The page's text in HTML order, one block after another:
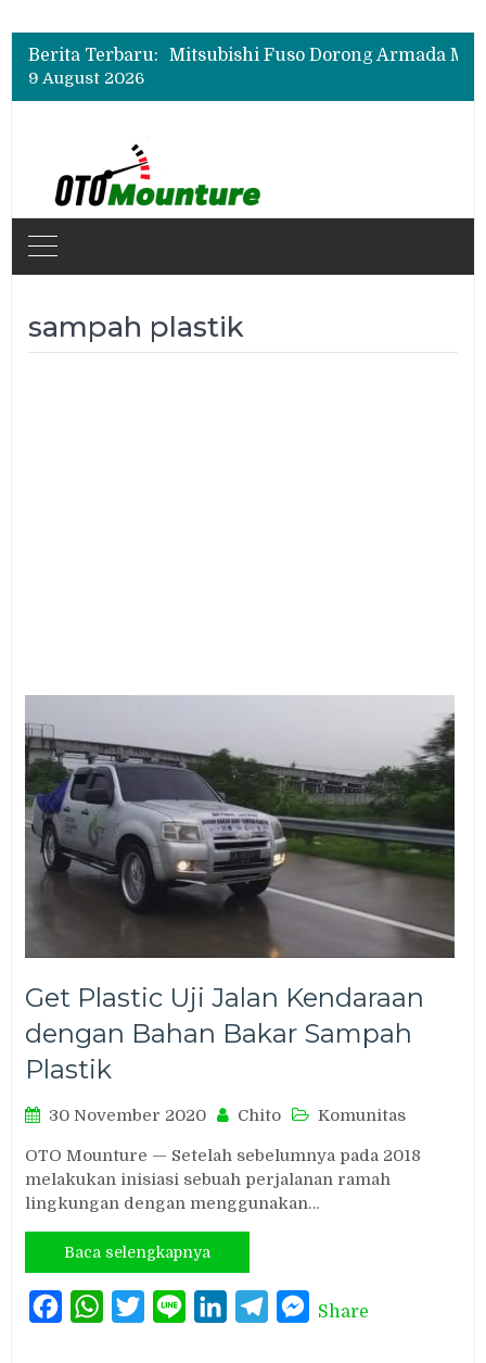
Berita Terbaru:
9 August 2026
sampah plastik
Get Plastic Uji Jalan Kendaraan
dengan Bahan Bakar Sampah
Plastik
30 November 2020 Chito Komunitas
OTO Mounture — Setelah sebelumnya pada 2018
melakukan inisiasi sebuah perjalanan ramah
lingkungan dengan menggunakan…
Baca selengkapnya
FacebookWhatsAppTwitterLine LinkedInTelegramMessenger
Share